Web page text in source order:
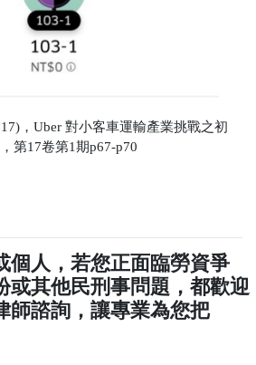
， Uber 對小客車運輸產業挑戰之初
第17卷第1期p67-p70
個人，若您正面臨勞資爭
或其他民刑事問題，都歡迎
師諮詢，讓專業為您把